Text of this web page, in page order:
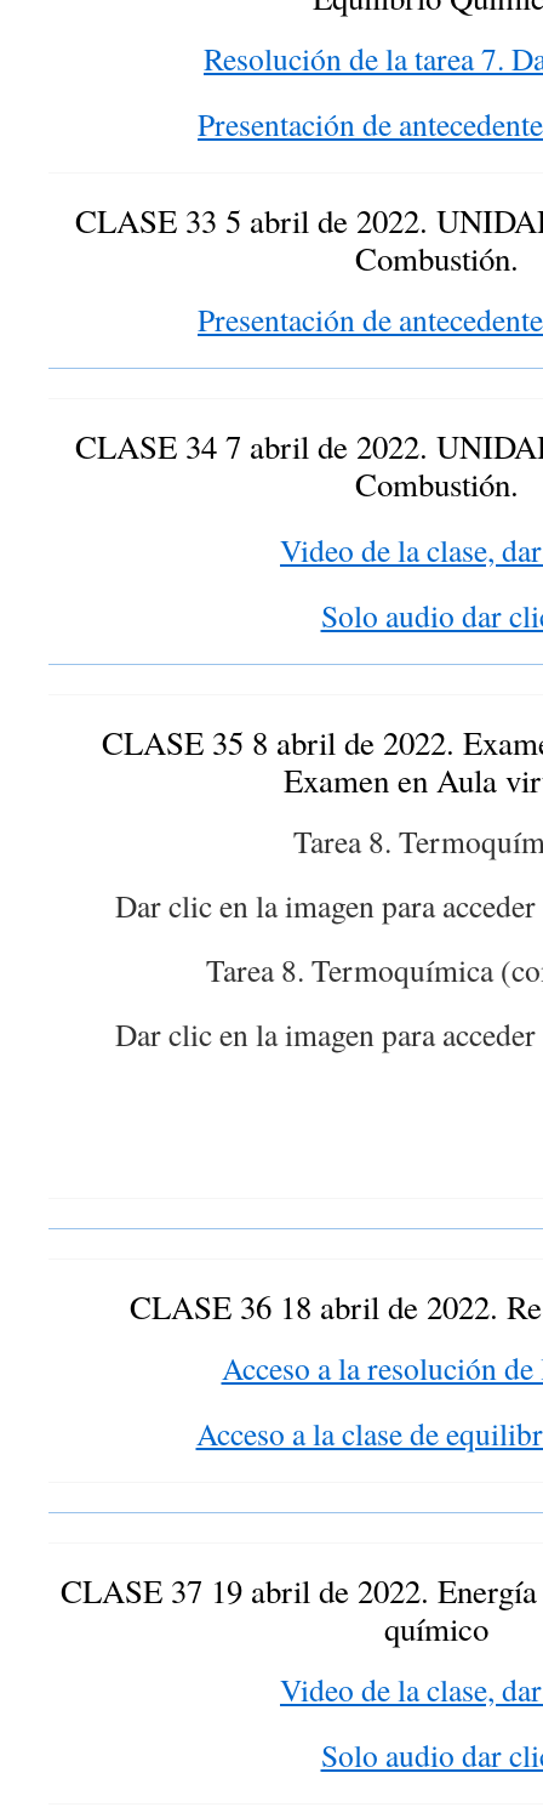
Resolución de la tarea 7.
Presentación de
CLASE 33 5 abril de 2022.
Combustión.
Presentación de
CLASE 34 7 abril de 2022.
Combustión.
Video de la clase,
Solo audio dar
CLASE 35 8 abril de 2022.
Examen en Aula
Tarea 8.
Dar clic en la imagen para
Tarea 8. Termoquímica
Dar clic en la imagen para
CLASE 36 18 abril de 2022.
Acceso a la resolución de
Acceso a la clase de
CLASE 37 19 abril de 2022.
químico
Video de la clase,
Solo audio dar